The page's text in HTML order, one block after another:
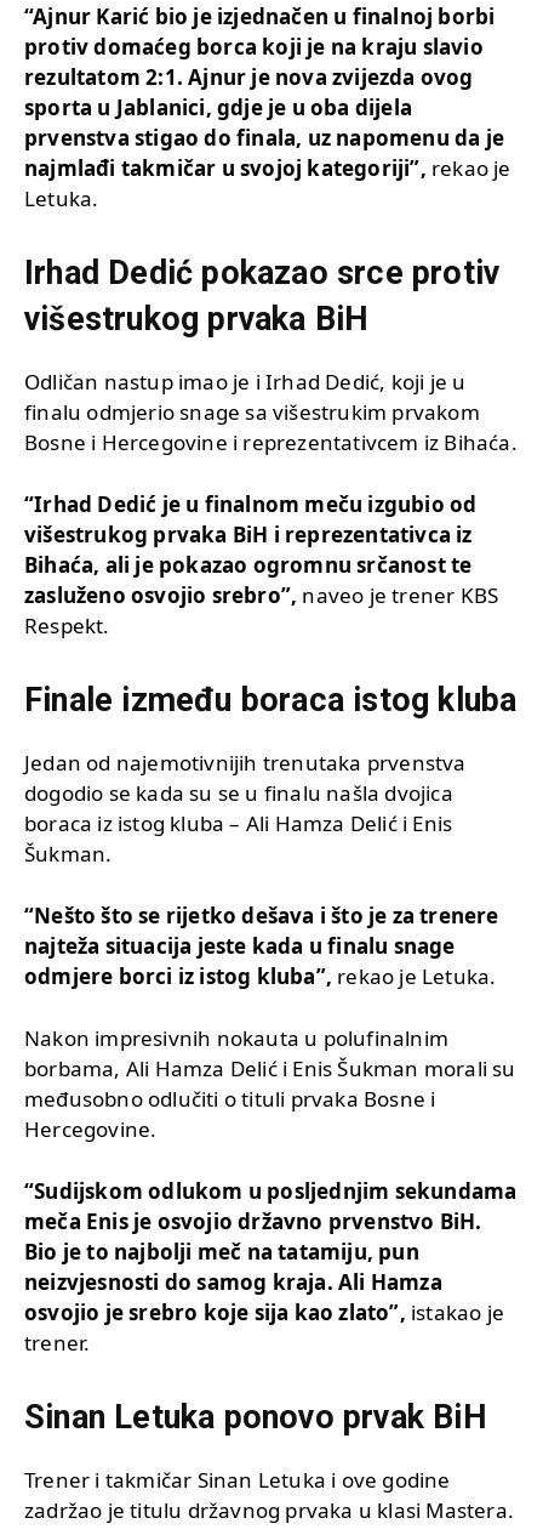
“Ajnur Karić bio je izjednačen u finalnoj borbi
protiv domaćeg borca koji je na kraju slavio
rezultatom 2:1. Ajnur je nova zvijezda ovog
sporta u Jablanici, gdje je u oba dijela
prvenstva stigao do finala, uz napomenu da je
najmlađi takmičar u svojoj kategoriji”, rekao je
Letuka.
Irhad Dedić pokazao srce protiv
višestrukog prvaka BiH
Odličan nastup imao je i Irhad Dedić, koji je u
finalu odmjerio snage sa višestrukim prvakom
Bosne i Hercegovine i reprezentativcem iz Bihaća.
“Irhad Dedić je u finalnom meču izgubio od
višestrukog prvaka BiH i reprezentativca iz
Bihaća, ali je pokazao ogromnu srčanost te
zasluženo osvojio srebro”, naveo je trener KBS
Respekt.
Finale između boraca istog kluba
Jedan od najemotivnijih trenutaka prvenstva
dogodio se kada su se u finalu našla dvojica
boraca iz istog kluba – Ali Hamza Delić i Enis
Šukman.
“Nešto što se rijetko dešava i što je za trenere
najteža situacija jeste kada u finalu snage
odmjere borci iz istog kluba”, rekao je Letuka.
Nakon impresivnih nokauta u polufinalnim
borbama, Ali Hamza Delić i Enis Šukman morali su
međusobno odlučiti o tituli prvaka Bosne i
Hercegovine.
“Sudijskom odlukom u posljednjim sekundama
meča Enis je osvojio državno prvenstvo BiH.
Bio je to najbolji meč na tatamiju, pun
neizvjesnosti do samog kraja. Ali Hamza
osvojio je srebro koje sija kao zlato”, istakao je
trener.
Sinan Letuka ponovo prvak BiH
Trener i takmičar Sinan Letuka i ove godine
zadržao je titulu državnog prvaka u klasi Mastera.